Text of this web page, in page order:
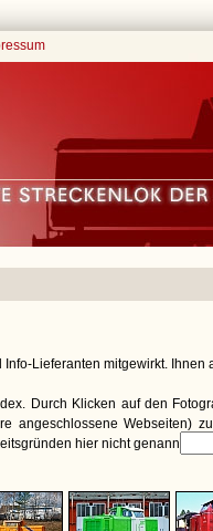
Lieferanten mitgewirkt.
Durch Klicken auf den
angeschlossene Webseiten)
hier nicht genannt.